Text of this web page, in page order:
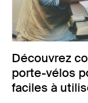
Découvrez
porte-vélos
faciles à